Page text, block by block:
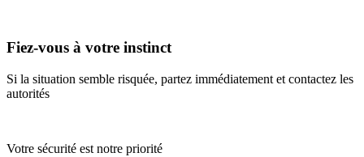
Fiez-vous à votre instinct
Si la situation semble risquée, partez immédiatement et contactez les
autorités
Votre sécurité est notre priorité